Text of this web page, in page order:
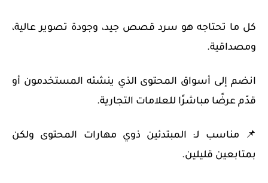
كل ما تحتاجه هو سرد قصص جيد، وجودة تصوير عالية،
ومصداقية.
انضم إلى أسواق المحتوى الذي ينشئه المستخدمون أو
قدّم عرضًا مباشرًا للعلامات التجارية.
📌 مناسب لـ: المبتدئين ذوي مهارات المحتوى ولكن
بمتابعين قليلين.